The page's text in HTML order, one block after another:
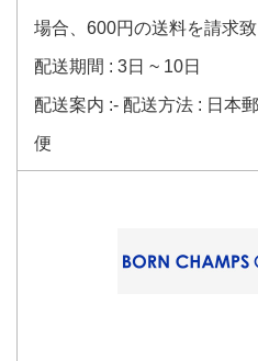
場合、600円の送料を請求致
配送期間 : 3日 ~ 10日
配送案内 :- 配送方法 : 日本
便